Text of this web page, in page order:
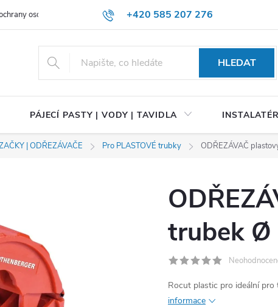
+420 585 207 276
osobních údajů
HLEDAT
PÁJECÍ PASTY | VODY | TAVIDLA
| ODŘEZÁVAČE Pro PLASTOVÉ trubky ODŘEZÁVAČ
trubek Ø
Rocut plastic pro ideální
informace